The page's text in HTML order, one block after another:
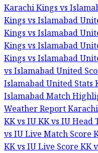
Karachi Kings vs
Kings vs Islamabad
Kings vs Islamabad
Kings vs Islamabad
Kings vs Islamabad
vs Islamabad United
Islamabad United Stats
Islamabad Match
Weather Report
KK vs IUKK vs IU Head
vs IU Live Match Score
KK vs IU Live ScoreKK